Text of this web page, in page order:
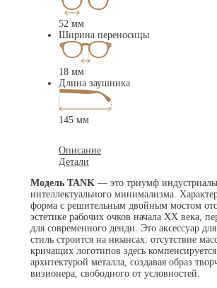
52 мм
Ширина переносицы
18 мм
Длина заушника
145 мм
Описание
Детали
Модель TANK— это триумф
интеллектуального минимализма.
форма с решительным двойным мостом
эстетике рабочих очков начала XX века,
для современного денди. Это аксессуар
стиль строится на нюансах: отсутствие
кричащих логотипов здесь
архитектурой металла, создавая образ
визионера, свободного от условностей.